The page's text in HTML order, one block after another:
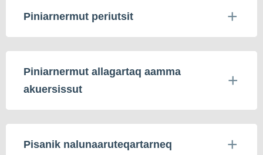
Piniarnermut periutsit
Piniarnermut allagartaq aamma
akuersissut
Pisanik nalunaaruteqartarneq